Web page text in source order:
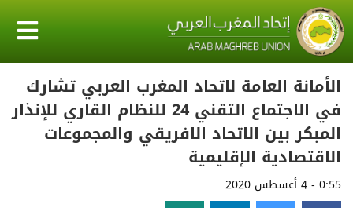
الأمانة العامة لاتحاد المغرب العربي تشارك
في الاجتماع التقني 24 للنظام القاري للإنذار
المبكر بين الاتحاد الافريقي والمجموعات
الاقتصادية الإقليمية
0:55 - 4 أغسطس 2020